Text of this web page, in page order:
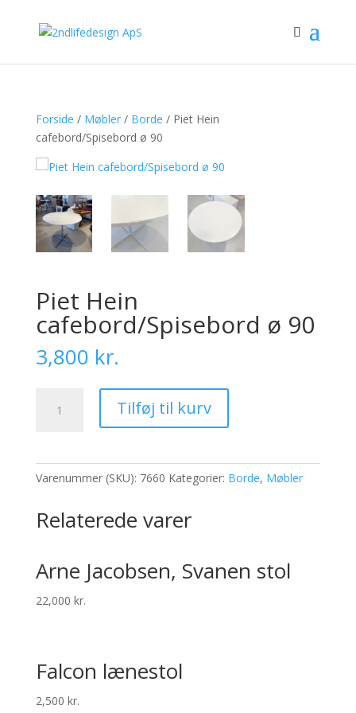
Forside / Møbler/ Borde / Piet Hein
cafebord/Spisebord ø 90
Piet Hein
cafebord/Spisebord ø 90
3,800 kr.
Tilføj til kurv
Varenummer (SKU): 7660 Kategorier: Borde, Møbler
Relaterede varer
Arne Jacobsen, Svanen stol
22,000 kr.
Falcon lænestol
2,500 kr.